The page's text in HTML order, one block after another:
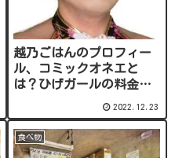
越乃ごはんのプロフィー
ル、コミックオネエと
は？ひげガールの料金
2022.12.23
食べ物